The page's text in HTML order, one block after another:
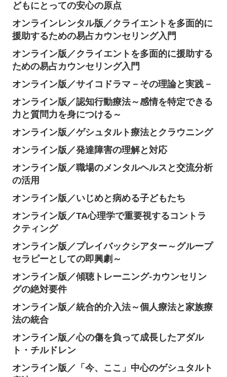
どもにとっての安心の原点
オンラインレンタル版／クライエントを多面的に
援助するための易占カウンセリング入門
オンライン版／クライエントを多面的に援助する
ための易占カウンセリング入門
オンライン版／サイコドラマ－その理論と実践－
オンライン版／認知行動療法～感情を特定できる
力と質問力を身につける～
オンライン版／ゲシュタルト療法とクラウニング
オンライン版／発達障害の理解と対応
オンライン版／職場のメンタルヘルスと交流分析
の活用
オンライン版／いじめと病める子どもたち
オンライン版／TA心理学で重要視するコントラ
クティング
オンライン版／プレイバックシアター～グループ
セラピーとしての即興劇～
オンライン版／傾聴トレーニング-カウンセリン
グの絶対要件
オンライン版／統合的介入法～個人療法と家族療
法の統合
オンライン版／心の傷を負って成長したアダル
ト・チルドレン
オンライン版／「今、ここ」中心のゲシュタルト